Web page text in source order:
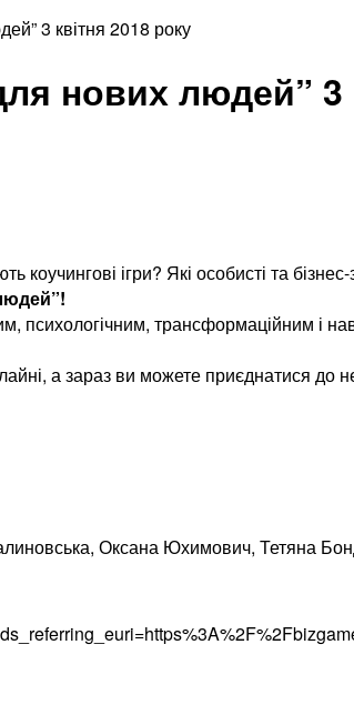
3 квітня 2018 року
нових людей” 3
коучингові ігри? Які особисті та
психологічним, трансформаційним і
а зараз ви можете приєднатися до
Оксана Юхимович, Тетяна